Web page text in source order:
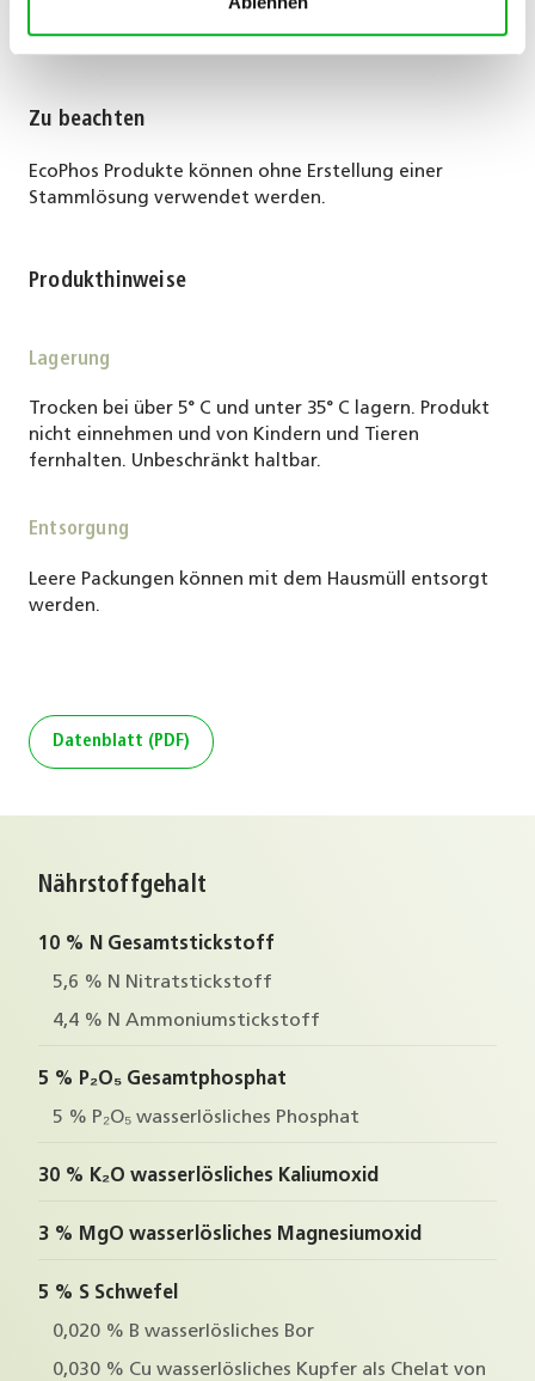
Bewässerungsdüngung: 0,2 – 0,7 ‰
Zu beachten
EcoPhos Produkte können ohne Erstellung einer
Stammlösung verwendet werden.
Produkthinweise
Lagerung
Trocken bei über 5° C und unter 35° C lagern. Produkt
nicht einnehmen und von Kindern und Tieren
fernhalten. Unbeschränkt haltbar.
Entsorgung
Leere Packungen können mit dem Hausmüll entsorgt
werden.
Datenblatt (PDF)
Nährstoffgehalt
10 % N Gesamtstickstoff
5,6 % N Nitratstickstoff
4,4 % N Ammoniumstickstoff
5 % P₂O₅ Gesamtphosphat
5 % P₂O₅ wasserlösliches Phosphat
30 % K₂O wasserlösliches Kaliumoxid
3 % MgO wasserlösliches Magnesiumoxid
5 % S Schwefel
0,020 % B wasserlösliches Bor
0,030 % Cu wasserlösliches Kupfer als Chelat von